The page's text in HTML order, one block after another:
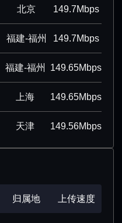
北京 149.7Mbps
福建-福州 149.7Mbps
福建-福州 149.65Mbps
上海 149.65Mbps
天津 149.56Mbps
归属地 上传速度